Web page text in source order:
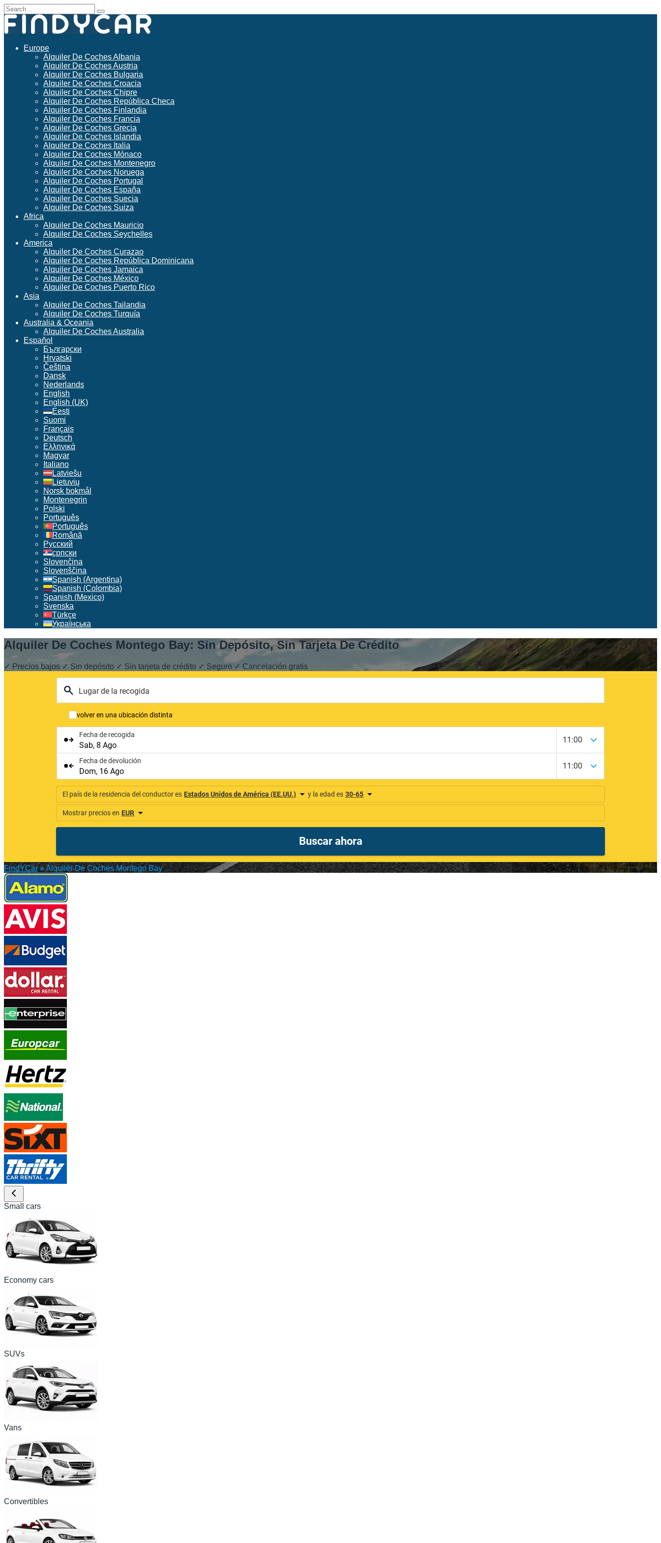
Skip
to
content
Search
for:
Europe
Alquiler De Coches Albania
Alquiler De Coches Austria
Alquiler De Coches Bulgaria
Alquiler De Coches Croacia
Alquiler De Coches Chipre
Alquiler De Coches República Checa
Alquiler De Coches Finlandia
Alquiler De Coches Francia
Alquiler De Coches Grecia
Alquiler De Coches Islandia
Alquiler De Coches Italia
Alquiler De Coches Mónaco
Alquiler De Coches Montenegro
Alquiler De Coches Noruega
Alquiler De Coches Portugal
Alquiler De Coches España
Alquiler De Coches Suecia
Alquiler De Coches Suiza
Africa
Alquiler De Coches Mauricio
Alquiler De Coches Seychelles
America
Alquiler De Coches Curazao
Alquiler De Coches República Dominicana
Alquiler De Coches Jamaica
Alquiler De Coches México
Alquiler De Coches Puerto Rico
Asia
Alquiler De Coches Tailandia
Alquiler De Coches Turquía
Australia & Oceania
Alquiler De Coches Australia
Español
Български
Hrvatski
Čeština
Dansk
Nederlands
English
English (UK)
Eesti
Suomi
Français
Deutsch
Ελληνικά
Magyar
Italiano
Latviešu
Lietuvių
Norsk bokmål
Montenegrin
Polski
Português
Português
Română
Русский
српски
Slovenčina
Slovenščina
Spanish (Argentina)
Spanish (Colombia)
Spanish (Mexico)
Svenska
Türkçe
Українська
Alquiler De Coches Montego Bay: Sin Depósito, Sin Tarjeta De Crédito
✓ Precios bajos ✓ Sin depósito ✓ Sin tarjeta de crédito ✓ Seguro ✓ Cancelación gratis
FindYCar »Alquiler De Coches Montego Bay
Small cars
Economy cars
SUVs
Vans
Convertibles